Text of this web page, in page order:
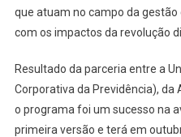
que atuam no campo da gestão
com os impactos da revolução
Resultado da parceria entre a
Corporativa da Previdência), da
o programa foi um sucesso na
primeira versão e terá em